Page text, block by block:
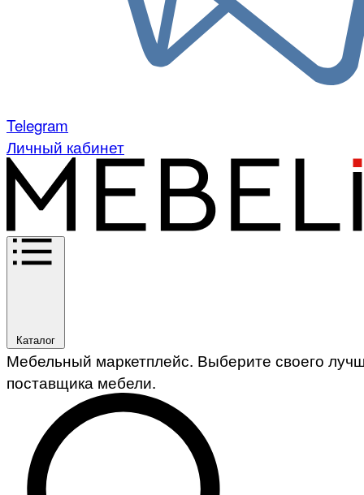
Telegram
Личный кабинет
Каталог
Мебельный маркетплейс. Выберите своего
поставщика мебели.